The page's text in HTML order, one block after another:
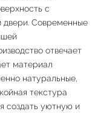
с
двери. Современные
отвечает
материал
натуральные,
текстура
создать уютную и